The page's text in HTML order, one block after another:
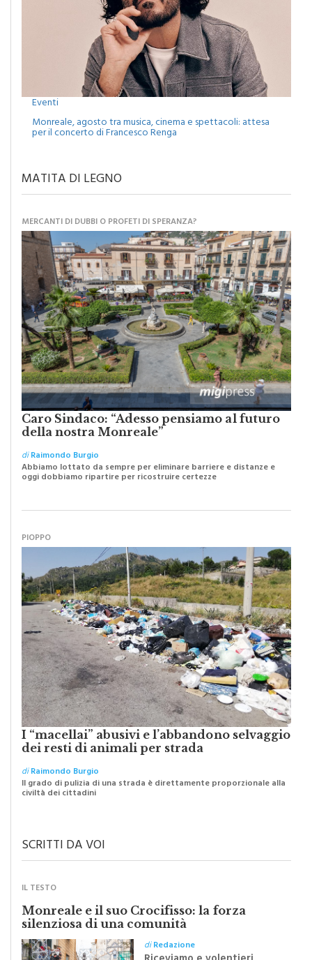
Monreale, agosto tra musica, cinema e spettacoli: attesa
per il concerto di Francesco Renga
Caro Sindaco: “Adesso pensiamo al futuro
della nostra Monreale”
diRaimondo Burgio
Abbiamo lottato da sempre per eliminare barriere e distanze e
oggi dobbiamo ripartire per ricostruire certezze
I “macellai” abusivi e l’abbandono selvaggio
dei resti di animali per strada
diRaimondo Burgio
Il grado di pulizia di una strada è direttamente proporzionale alla
civiltà dei cittadini
Monreale e il suo Crocifisso: la forza
silenziosa di una comunità
diRedazione
Riceviamo e volentieri
pubblichiamo un testo